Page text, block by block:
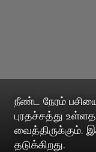
நீண்ட நேரம் பசியை
புரதச்சத்து
வைத்திருக்கும்.
தடுக்கிறது.